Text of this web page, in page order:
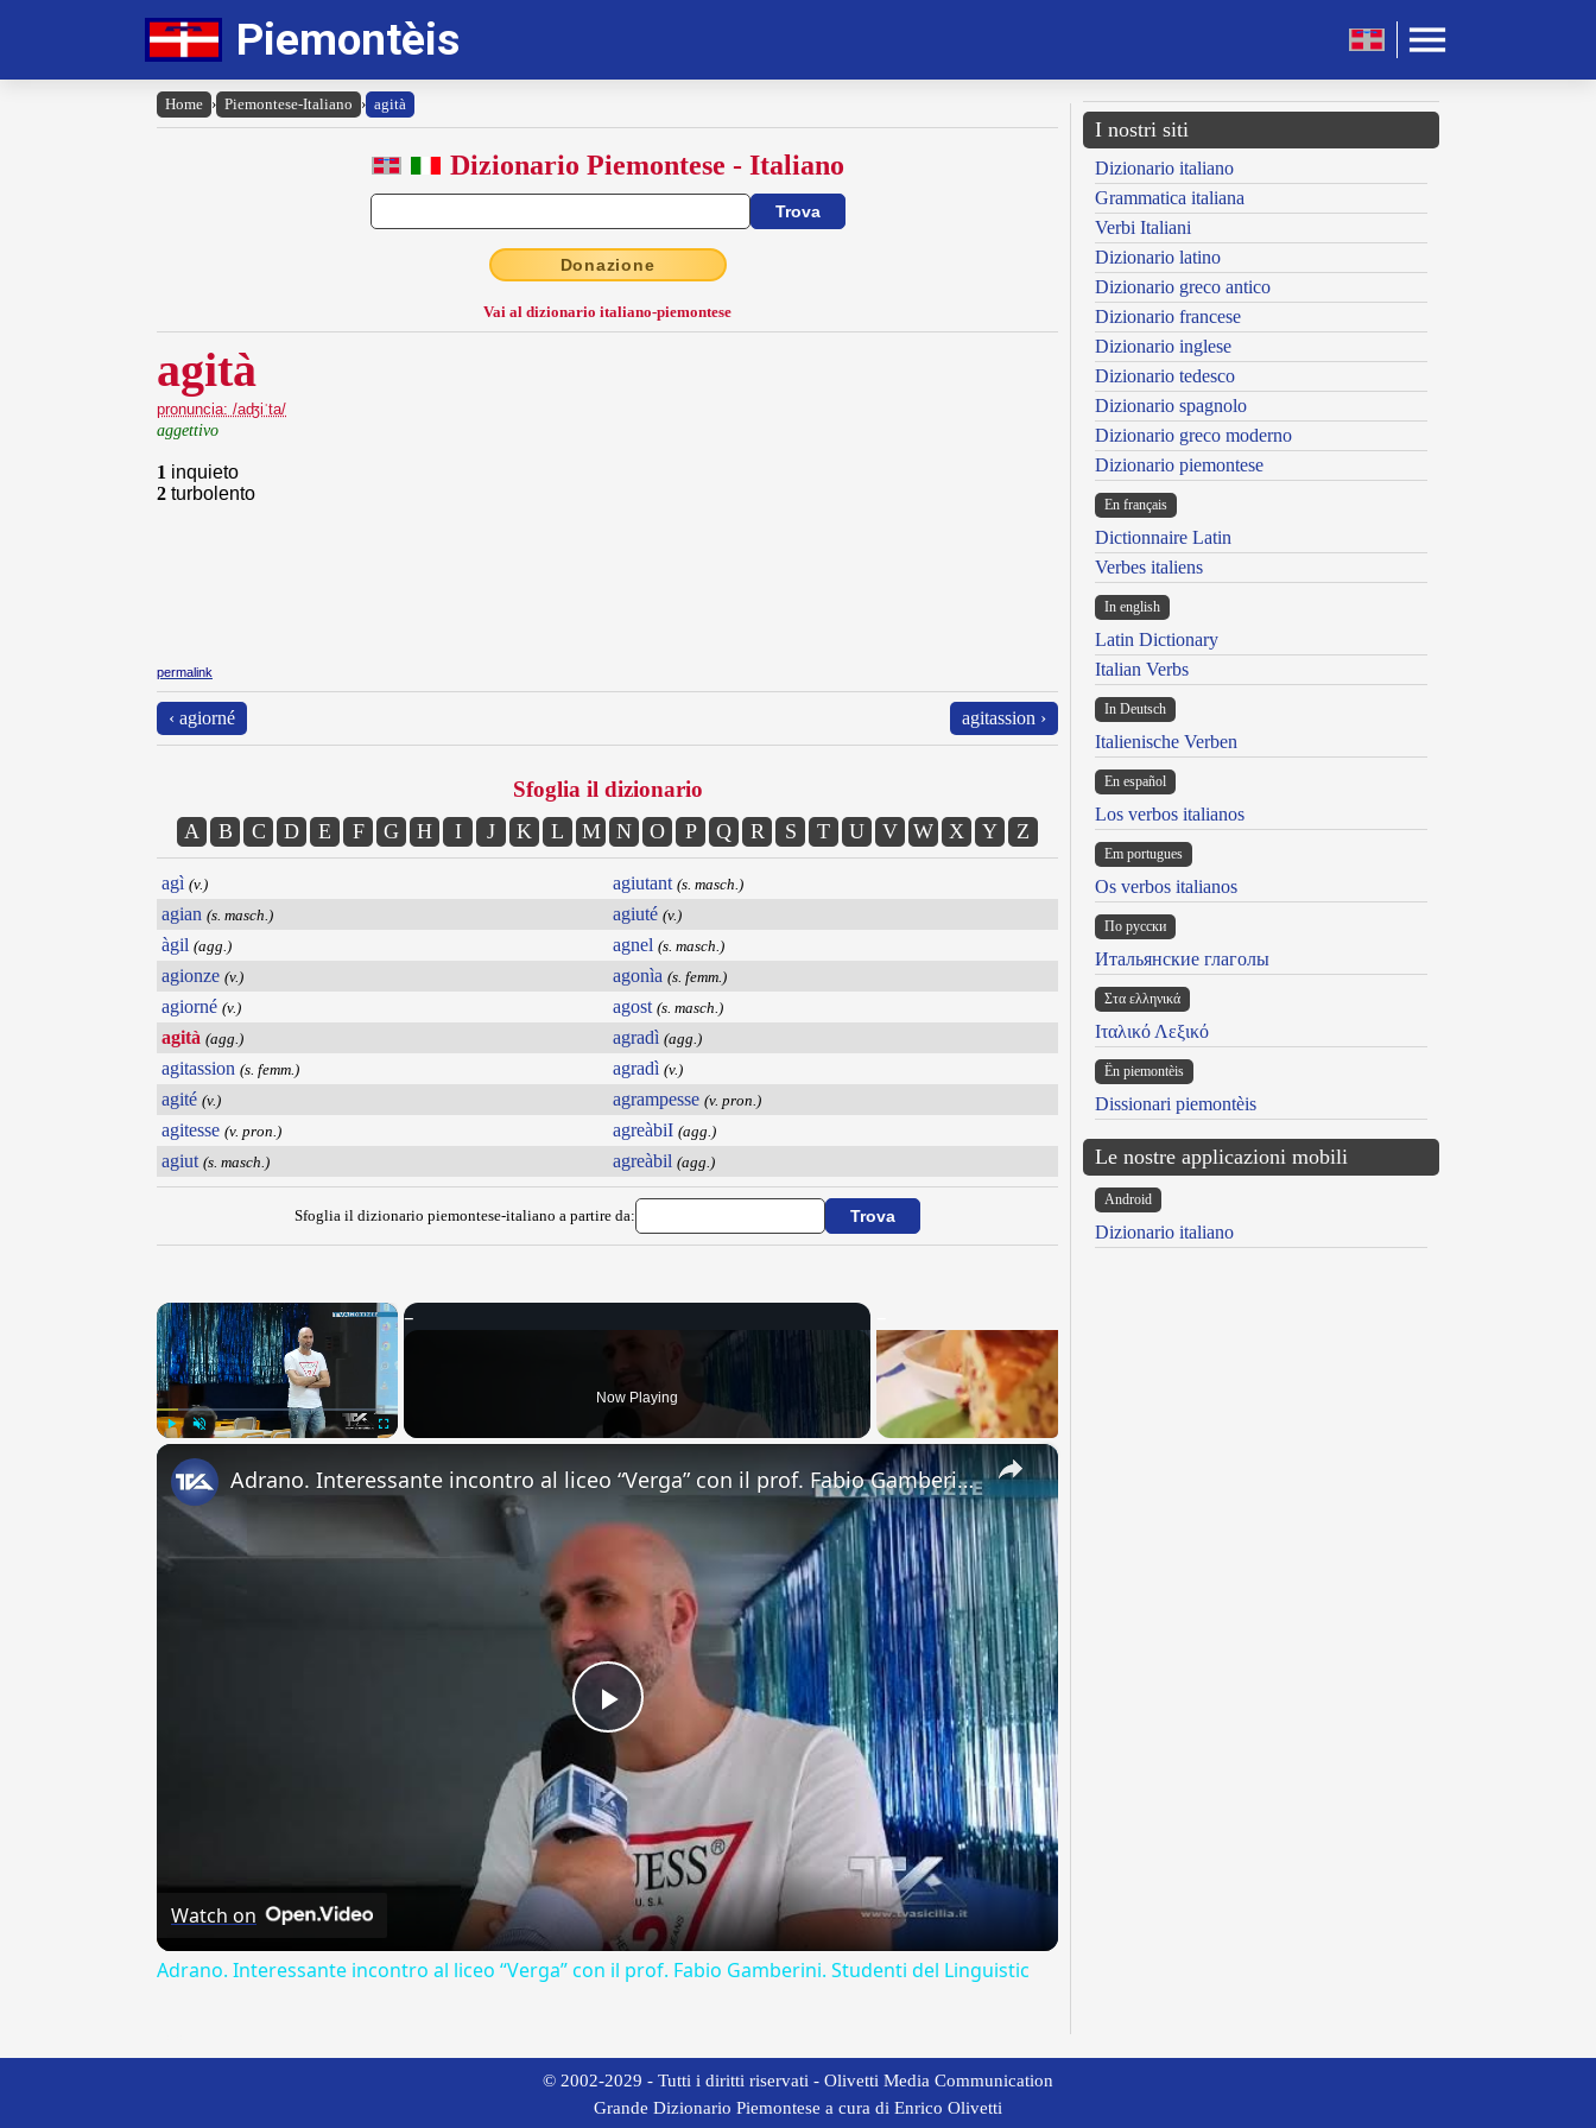
Piemontèis
Home › Piemontese-Italiano › agità
Dizionario Piemontese - Italiano
Donazione
Vai al dizionario italiano-piemontese
agità
pronuncia: /aʤiˈta/
aggettivo
1 inquieto
2 turbolento
permalink
‹ agiorné agitassion ›
Sfoglia il dizionario
A B C D E F G H I J K L M N O P Q R S T U V W X Y Z
agì (v.)
agian (s. masch.)
àgil (agg.)
agionze (v.)
agiorné (v.)
agità (agg.)
agitassion (s. femm.)
agité (v.)
agitesse (v. pron.)
agiut (s. masch.)
agiutant (s. masch.)
agiuté (v.)
agnel (s. masch.)
agonìa (s. femm.)
agost (s. masch.)
agradì (agg.)
agradì (v.)
agrampesse (v. pron.)
agreàbiI (agg.)
agreàbil (agg.)
Sfoglia il dizionario piemontese-italiano a partire da:
×
Now Playing
×
Play
Video
Adrano. Interessante incontro al liceo “Verga” con il prof. Fabio Gamberini. Studenti del Linguistic
Watch on
Adrano. Interessante incontro al liceo “Verga” con il prof. Fabio Gamberini. Studenti del Linguistic
I nostri siti
Dizionario italiano
Grammatica italiana
Verbi Italiani
Dizionario latino
Dizionario greco antico
Dizionario francese
Dizionario inglese
Dizionario tedesco
Dizionario spagnolo
Dizionario greco moderno
Dizionario piemontese
En français
Dictionnaire Latin
Verbes italiens
In english
Latin Dictionary
Italian Verbs
In Deutsch
Italienische Verben
En español
Los verbos italianos
Em portugues
Os verbos italianos
По русски
Итальянские глаголы
Στα ελληνικά
Ιταλικό Λεξικό
Ën piemontèis
Dissionari piemontèis
Le nostre applicazioni mobili
Android
Dizionario italiano
© 2002-2029 - Tutti i diritti riservati - Olivetti Media Communication
Grande Dizionario Piemontese a cura di Enrico Olivetti